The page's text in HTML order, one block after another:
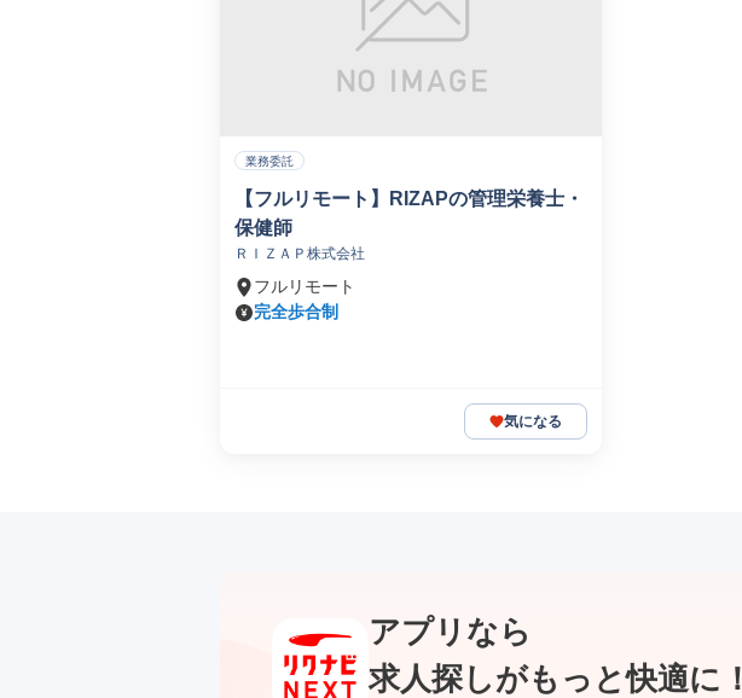
業務委託
【フルリモート】RIZAPの管理栄養士・
保健師
ＲＩＺＡＰ株式会社
フルリモート
完全歩合制
気になる
アプリなら
求人探しがもっと快適に！